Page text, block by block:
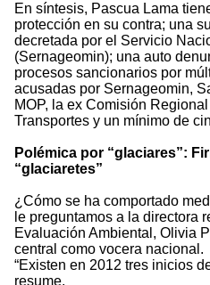
En síntesis, Pascua Lama
protección en su contra; una
decretada por el Servicio
(Sernageomin); una auto
procesos sancionarios por
acusadas por Sernageomin,
MOP, la ex Comisión
Transportes y un mínimo de
Polémica por “glaciares”:
“glaciaretes”
¿Cómo se ha comportado
le preguntamos a la directora
Evaluación Ambiental, Olivia
central como vocera nacional.
“Existen en 2012 tres inicios
resume.